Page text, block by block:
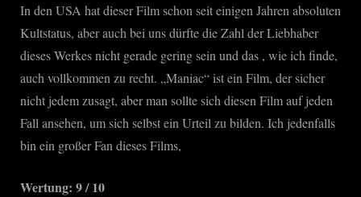
In den USA hat dieser Film schon seit einigen Jahren absoluten
Kultstatus, aber auch bei uns dürfte die Zahl der Liebhaber
dieses Werkes nicht gerade gering sein und das , wie ich finde,
auch vollkommen zu recht. „Maniac“ ist ein Film, der sicher
nicht jedem zusagt, aber man sollte sich diesen Film auf jeden
Fall ansehen, um sich selbst ein Urteil zu bilden. Ich jedenfalls
bin ein großer Fan dieses Films,
Wertung: 9 / 10